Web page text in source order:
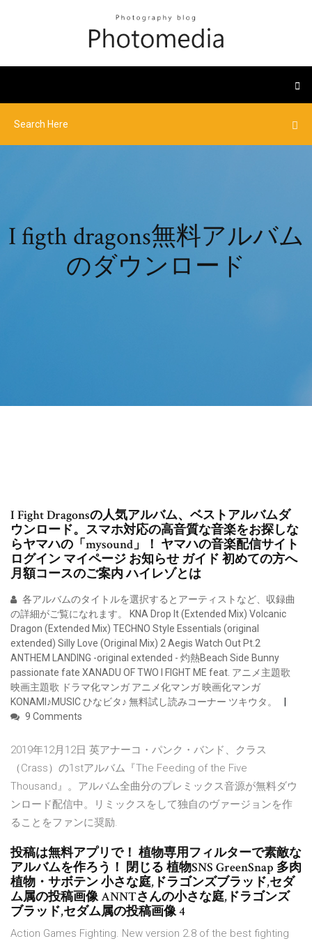
I figth dragons無料アルバム
のダウンロード
I Fight Dragonsの人気アルバム、ベストアルバムダ
ウンロード。スマホ対応の高音質な音楽をお探しな
らヤマハの「mysound」！ ヤマハの音楽配信サイト
ログイン マイページ お知らせ ガイド 初めての方へ
月額コースのご案内 ハイレゾとは
各アルバムのタイトルを選択するとアーティストなど、収録曲
の詳細がご覧になれます。 KNA Drop It (Extended Mix) Volcanic
Dragon (Extended Mix) TECHNO Style Essentials (original
extended) Silly Love (Original Mix) 2 Aegis Watch Out Pt.2
ANTHEM LANDING -original extended - 灼熱Beach Side Bunny
passionate fate XANADU OF TWO I FIGHT ME feat. アニメ主題歌
映画主題歌 ドラマ化マンガ アニメ化マンガ 映画化マンガ
KONAMI♪MUSIC ひなビタ♪ 無料試し読みコーナー ツキウタ。
9 Comments
2019年12月12日 英アナーコ・パンク・バンド、クラス
（Crass）の1stアルバム『The Feeding of the Five
Thousand』。アルバム全曲分のプレミックス音源が無料ダウ
ンロード配信中。リミックスをして独自のヴァージョンを作
ることをファンに奨励.
投稿は無料アプリで！ 植物専用フィルターで素敵な
アルバムを作ろう！ 閉じる 植物SNS GreenSnap 多肉
植物・サボテン 小さな庭,ドラゴンズブラッド,セダ
ム属の投稿画像 ANNTさんの小さな庭,ドラゴンズ
ブラッド,セダム属の投稿画像 4
Action Games Fighting. New version 2.8 of the best fighting